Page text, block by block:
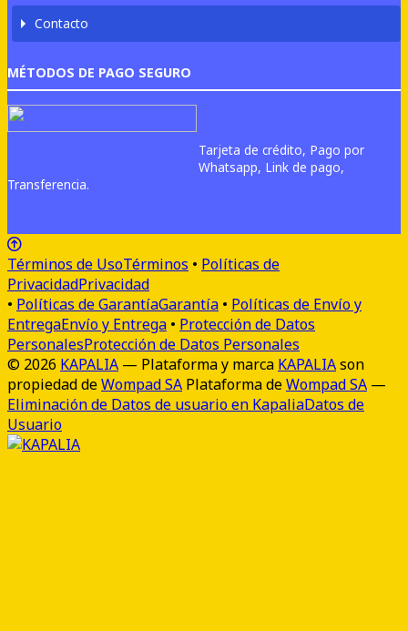
Contacto
MÉTODOS DE PAGO SEGURO
Tarjeta de crédito, Pago por
Whatsapp, Link de pago,
Transferencia.
Términos de UsoTérminos • Políticas de
PrivacidadPrivacidad
• Políticas de GarantíaGarantía • Políticas de Envío y
EntregaEnvío y Entrega • Protección de Datos
PersonalesProtección de Datos Personales
© 2026 KAPALIA — Plataforma y marca KAPALIAson
propiedad deWompad SA Plataforma deWompad SA —
Eliminación de Datos de usuario en KapaliaDatos de
Usuario